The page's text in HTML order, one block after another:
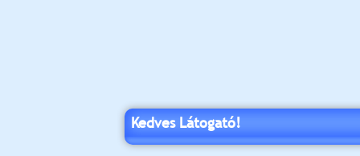
Kedves Látogató!